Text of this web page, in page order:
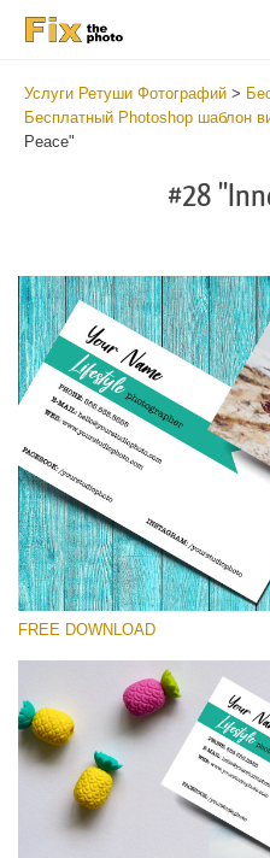
Услуги Ретуши Фотографий >
Бесплатный Photoshop шаблон
Peace"
#28
Free Template #28
Newborn Photography
FREE DOWNLOAD